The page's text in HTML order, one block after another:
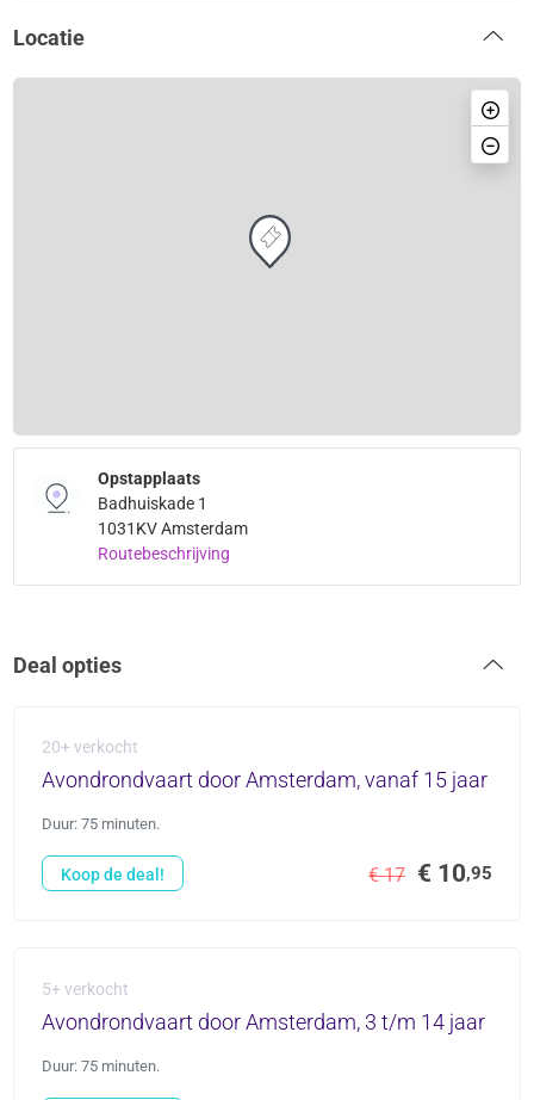
Locatie
Opstapplaats
Badhuiskade 1
1031KV Amsterdam
Routebeschrijving
Deal opties
20+ verkocht
Avondrondvaart door Amsterdam, vanaf 15 jaar
Duur: 75 minuten.
€ 17 € 10,95
Koop de deal!
5+ verkocht
Avondrondvaart door Amsterdam, 3 t/m 14 jaar
Duur: 75 minuten.